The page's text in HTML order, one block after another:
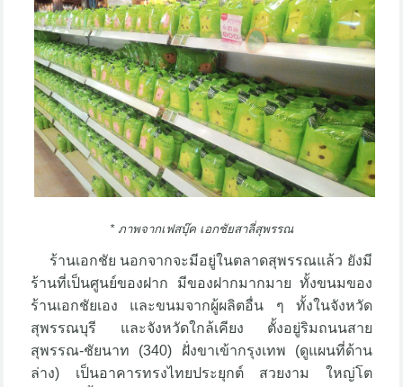
* ภาพจากเฟสบุ๊ค เอกชัยสาลี่สุพรรณ
ร้านเอกชัย นอกจากจะมีอยู่ในตลาดสุพรรณแล้ว ยังมี
ร้านที่เป็นศูนย์ของฝาก มีของฝากมากมาย ทั้งขนมของ
ร้านเอกชัยเอง และขนมจากผู้ผลิตอื่น ๆ ทั้งในจังหวัด
สุพรรณบุรี และจังหวัดใกล้เคียง ตั้งอยู่ริมถนนสาย
สุพรรณ-ชัยนาท (340) ฝั่งขาเข้ากรุงเทพ (ดูแผนที่ด้าน
ล่าง) เป็นอาคารทรงไทยประยุกต์ สวยงาม ใหญ่โต